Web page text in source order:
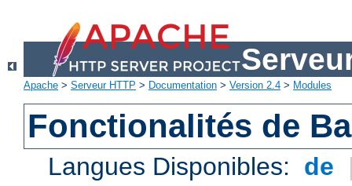
Apache > Serveur HTTP > Documentation > Version 2.4 > Modules
Fonctionalités de
Langues Disponibles: de